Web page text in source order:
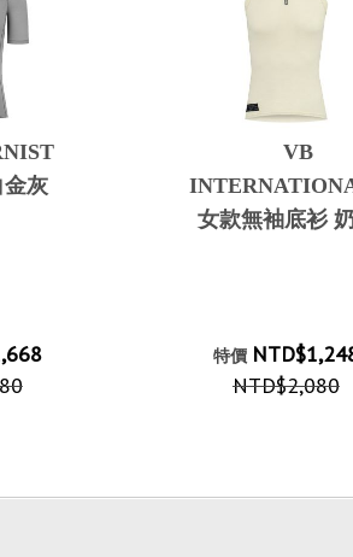
金灰
VB
女款無袖底衫
特價
NTD$2,080